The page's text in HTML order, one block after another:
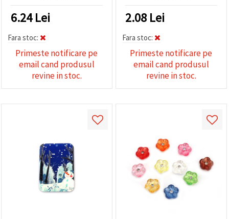
6.24Lei
Fara stoc:
Primeste notificare pe
email cand produsul
revine in stoc.
2.08 Lei
Fara stoc:
Primeste notificare pe
email cand produsul
revine in stoc.